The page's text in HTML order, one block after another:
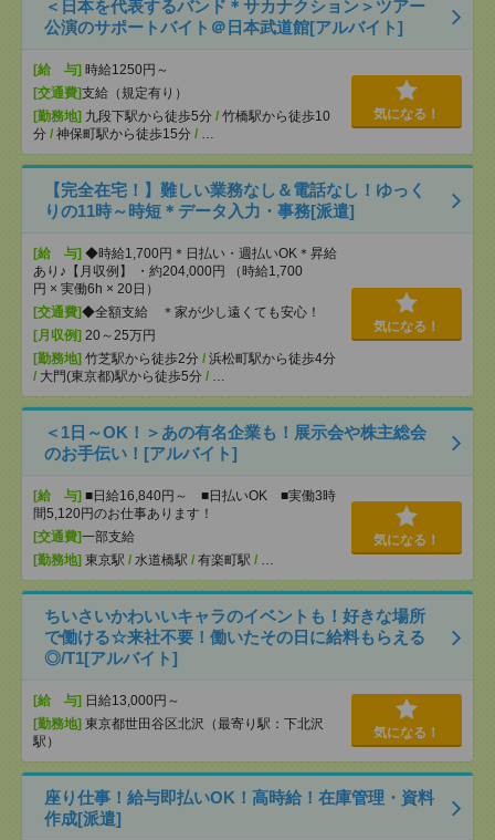
＜日本を代表するバンド＊サカナクション＞ツアー
公演のサポートバイト＠日本武道館[アルバイト]
[給 与] 時給1250円～
[交通費]支給（規定有り）
[勤務地] 九段下駅から徒歩5分 / 竹橋駅から徒歩10
分 / 神保町駅から徒歩15分 / …
気になる！
【完全在宅！】難しい業務なし＆電話なし！ゆっく
りの11時～時短＊データ入力・事務[派遣]
[給 与] ◆時給1,700円＊日払い・週払いOK＊昇給
あり♪【月収例】 ・約204,000円 （時給1,700
円 × 実働6h × 20日）
[交通費]◆全額支給 ＊家が少し遠くても安心！
[月収例] 20～25万円
[勤務地] 竹芝駅から徒歩2分 / 浜松町駅から徒歩4分
/ 大門(東京都)駅から徒歩5分 / …
気になる！
＜1日～OK！＞あの有名企業も！展示会や株主総会
のお手伝い！[アルバイト]
[給 与] ■日給16,840円～ ■日払いOK ■実働3時
間5,120円のお仕事あります！
[交通費]一部支給
[勤務地] 東京駅 / 水道橋駅 / 有楽町駅 / …
気になる！
ちいさいかわいいキャラのイベントも！好きな場所
で働ける☆来社不要！働いたその日に給料もらえる
◎/T1[アルバイト]
[給 与] 日給13,000円～
[勤務地] 東京都世田谷区北沢（最寄り駅：下北沢
駅）
気になる！
座り仕事！給与即払いOK！高時給！在庫管理・資料
作成[派遣]